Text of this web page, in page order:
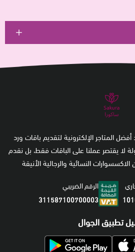
المتاجر الإلكترونية لتقديم باقات ورد
يقتصر عملنا على الباقات فقط، بل نقدم
النسائية والرجالية الأنيقة
الرقم الضريبي
311587100700003
تطبيق الجوال